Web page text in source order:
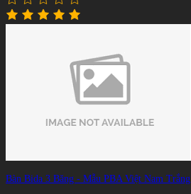
Bàn Bida 3 Băng - Mẫu PBA Việt Nam Trắng